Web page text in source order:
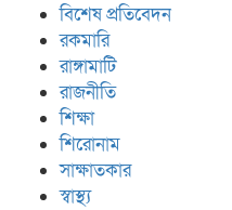
বিশেষ প্রতিবেদন
রকমারি
রাঙ্গামাটি
রাজনীতি
শিক্ষা
শিরোনাম
সাক্ষাতকার
স্বাস্থ্য